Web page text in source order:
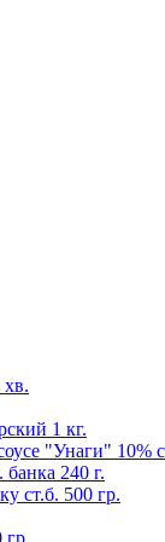
1 кг.
"Унаги" 10%
240 г.
ст.б. 500 гр.